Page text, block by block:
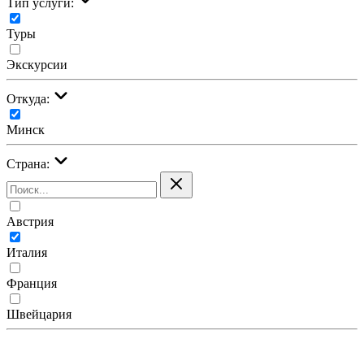
Туры
Экскурсии
Откуда:
Минск
Страна:
Австрия
Италия
Франция
Швейцария